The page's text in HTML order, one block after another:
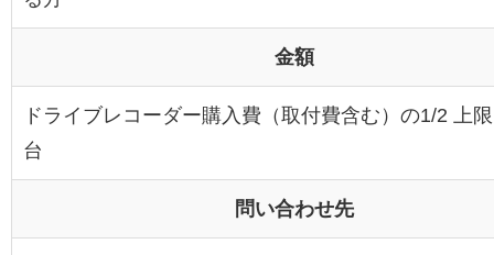
金額
ドライブレコーダー購入費（取付費含む）の1/2 上
台
問い合わせ先